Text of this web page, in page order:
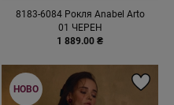
8183-6084 Рокля Anabel Arto
01 ЧЕРЕН
1 889.00 ₴
НОВО